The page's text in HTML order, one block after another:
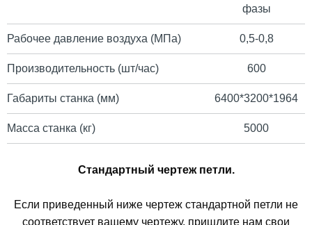
фазы
Рабочее давление воздуха (МПа) 0,5-0,8
Производительность (шт/час) 600
Габариты станка (мм) 6400*3200*1964
Масса станка (кг) 5000
Стандартный чертеж петли.
Если приведенный ниже чертеж стандартной петли не
соответствует вашему чертежу, пришлите нам свои